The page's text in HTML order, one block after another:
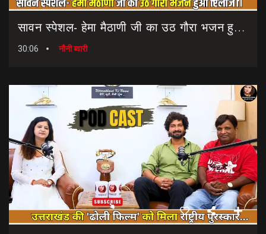
सावन स्पेशल- हेमा मैठाणी जी का उठ गौरा भजन हुआ रिलीज।। Sawan Special Bhajan || Uth Gaura Bhajan
30:06 नौनी ब्वारी